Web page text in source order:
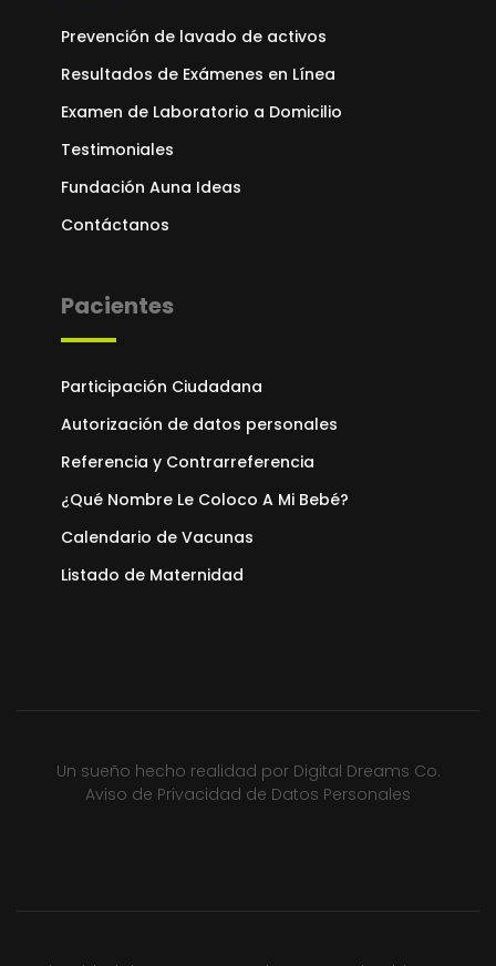
Prevención de lavado de activos
Resultados de Exámenes en Línea
Examen de Laboratorio a Domicilio
Testimoniales
Fundación Auna Ideas
Contáctanos
Pacientes
Participación Ciudadana
Autorización de datos personales
Referencia y Contrarreferencia
¿Qué Nombre Le Coloco A Mi Bebé?
Calendario de Vacunas
Listado de Maternidad
Un sueño hecho realidad por Digital Dreams Co.
Aviso de Privacidad de Datos Personales